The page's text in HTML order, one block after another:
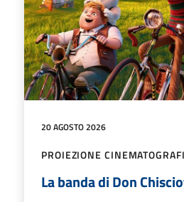
20 AGOSTO 2026
PROIEZIONE
La banda di Don